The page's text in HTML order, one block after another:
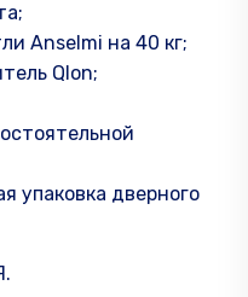
Anselmi на 40 кг;
Qlon;
упаковка дверного